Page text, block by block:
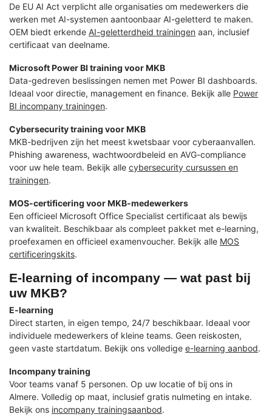
De EU AI Act verplicht alle organisaties om medewerkers die
werken met AI-systemen aantoonbaar AI-geletterd te maken.
OEM biedt erkende AI-geletterdheid trainingen aan, inclusief
certificaat van deelname.
Microsoft Power BI training voor MKB
Data-gedreven beslissingen nemen met Power BI dashboards.
Ideaal voor directie, management en finance. Bekijk alle Power
BI incompany trainingen.
Cybersecurity training voor MKB
MKB-bedrijven zijn het meest kwetsbaar voor cyberaanvallen.
Phishing awareness, wachtwoordbeleid en AVG-compliance
voor uw hele team. Bekijk alle cybersecurity cursussen en
trainingen.
MOS-certificering voor MKB-medewerkers
Een officieel Microsoft Office Specialist certificaat als bewijs
van kwaliteit. Beschikbaar als compleet pakket met e-learning,
proefexamen en officieel examenvoucher. Bekijk alle MOS
certificeringskits.
E-learning of incompany — wat past bij
uw MKB?
E-learning
Direct starten, in eigen tempo, 24/7 beschikbaar. Ideaal voor
individuele medewerkers of kleine teams. Geen reiskosten,
geen vaste startdatum. Bekijk ons volledige e-learning aanbod.
Incompany training
Voor teams vanaf 5 personen. Op uw locatie of bij ons in
Almere. Volledig op maat, inclusief gratis nulmeting en intake.
Bekijk ons incompany trainingsaanbod.